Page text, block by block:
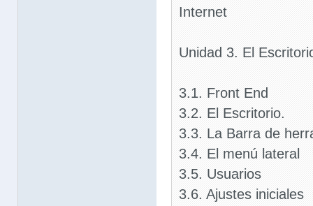
Internet
Unidad 3. El
3.1. Front End
3.2. El Escritorio.
3.3. La Barra de
3.4. El menú lateral
3.5. Usuarios
3.6. Ajustes iniciales